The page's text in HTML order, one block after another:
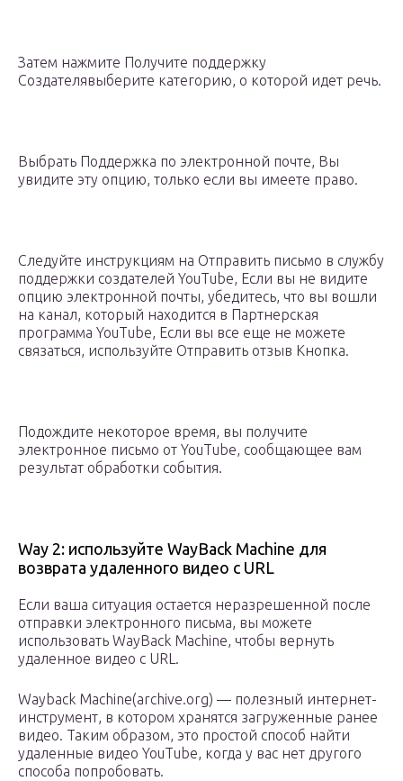
Затем нажмите Получите поддержку
Создателявыберите категорию, о которой идет речь.
Выбрать Поддержка по электронной почте, Вы
увидите эту опцию, только если вы имеете право.
Следуйте инструкциям на Отправить письмо в службу
поддержки создателей YouTube, Если вы не видите
опцию электронной почты, убедитесь, что вы вошли
на канал, который находится в Партнерская
программа YouTube, Если вы все еще не можете
связаться, используйте Отправить отзыв Кнопка.
Подождите некоторое время, вы получите
электронное письмо от YouTube, сообщающее вам
результат обработки события.
Way 2: используйте WayBack Machine для
возврата удаленного видео с URL
Если ваша ситуация остается неразрешенной после
отправки электронного письма, вы можете
использовать WayBack Machine, чтобы вернуть
удаленное видео с URL.
Wayback Machine(archive.org) — полезный интернет-
инструмент, в котором хранятся загруженные ранее
видео. Таким образом, это простой способ найти
удаленные видео YouTube, когда у вас нет другого
способа попробовать.